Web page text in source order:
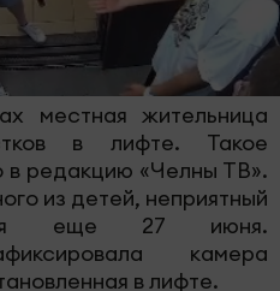
местная жительница
в лифте. Такое
в редакцию «Челны ТВ».
из детей, неприятный
еще 27 июня.
камера
в лифте.